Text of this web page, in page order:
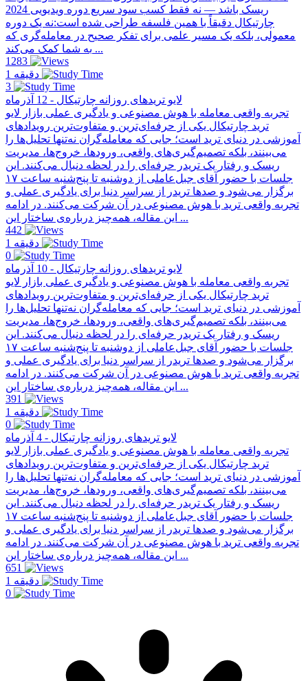
ریسک باشد — نه فقط کسب سود سریع دوره ویدیویی 2024
چارتیکال دقیقاً با همین فلسفه طراحی شده است:نه یک دوره
معمولی، بلکه یک مسیر علمی برای تفکر صحیح در معامله‌گری که
به شما کمک می‌کند ...
1283
1 دقیقه
3
لایو تریدهای روزانه چارتیکال - 12 آذرماه
تجربه واقعی معامله با هوش مصنوعی و یادگیری عملی بازار لایو
ترید چارتیکال یکی از حرفه‌ای‌ترین و متفاوت‌ترین رویدادهای
آموزشی در دنیای ترید است؛ جایی که معامله‌گران نه‌تنها تحلیل‌ها را
می‌بینند، بلکه تصمیم‌گیری‌های واقعی، ورودها، خروج‌ها، مدیریت
ریسک و رفتار یک تریدر حرفه‌ای را در لحظه دنبال می‌کنند. این
جلسات با حضور آقای جبل‌عاملی از دو‌شنبه تا پنج‌شنبه ساعت ۱۷
برگزار می‌شود و صدها تریدر از سراسر دنیا برای یادگیری عملی و
تجربه واقعی ترید با هوش مصنوعی در آن شرکت می‌کنند. در ادامه
این مقاله، همه‌چیز درباره‌ی ساختار این ...
442
1 دقیقه
0
لایو تریدهای روزانه چارتیکال - 10 آذرماه
تجربه واقعی معامله با هوش مصنوعی و یادگیری عملی بازار لایو
ترید چارتیکال یکی از حرفه‌ای‌ترین و متفاوت‌ترین رویدادهای
آموزشی در دنیای ترید است؛ جایی که معامله‌گران نه‌تنها تحلیل‌ها را
می‌بینند، بلکه تصمیم‌گیری‌های واقعی، ورودها، خروج‌ها، مدیریت
ریسک و رفتار یک تریدر حرفه‌ای را در لحظه دنبال می‌کنند. این
جلسات با حضور آقای جبل‌عاملی از دو‌شنبه تا پنج‌شنبه ساعت ۱۷
برگزار می‌شود و صدها تریدر از سراسر دنیا برای یادگیری عملی و
تجربه واقعی ترید با هوش مصنوعی در آن شرکت می‌کنند. در ادامه
این مقاله، همه‌چیز درباره‌ی ساختار این ...
391
1 دقیقه
0
لایو تریدهای روزانه چارتیکال - 4 آذرماه
تجربه واقعی معامله با هوش مصنوعی و یادگیری عملی بازار لایو
ترید چارتیکال یکی از حرفه‌ای‌ترین و متفاوت‌ترین رویدادهای
آموزشی در دنیای ترید است؛ جایی که معامله‌گران نه‌تنها تحلیل‌ها را
می‌بینند، بلکه تصمیم‌گیری‌های واقعی، ورودها، خروج‌ها، مدیریت
ریسک و رفتار یک تریدر حرفه‌ای را در لحظه دنبال می‌کنند. این
جلسات با حضور آقای جبل‌عاملی از دو‌شنبه تا پنج‌شنبه ساعت ۱۷
برگزار می‌شود و صدها تریدر از سراسر دنیا برای یادگیری عملی و
تجربه واقعی ترید با هوش مصنوعی در آن شرکت می‌کنند. در ادامه
این مقاله، همه‌چیز درباره‌ی ساختار این ...
651
1 دقیقه
0